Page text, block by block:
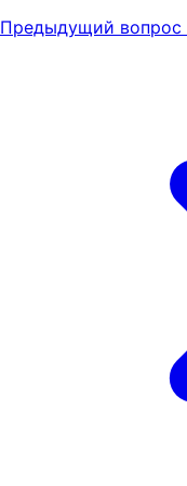
Предыдущий вопрос